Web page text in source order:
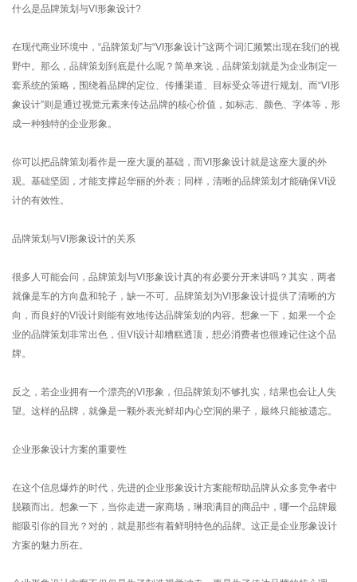
什么是品牌策划与VI形象设计?
在现代商业环境中，“品牌策划”与“VI形象设计”这两个词汇频繁出现在我们的视
野中。那么，品牌策划到底是什么呢？简单来说，品牌策划就是为企业制定一
套系统的策略，围绕着品牌的定位、传播渠道、目标受众等进行规划。而“VI形
象设计”则是通过视觉元素来传达品牌的核心价值，如标志、颜色、字体等，形
成一种独特的企业形象。
你可以把品牌策划看作是一座大厦的基础，而VI形象设计就是这座大厦的外
观。基础坚固，才能支撑起华丽的外表；同样，清晰的品牌策划才能确保VI设
计的有效性。
品牌策划与VI形象设计的关系
很多人可能会问，品牌策划与VI形象设计真的有必要分开来讲吗？其实，两者
就像是车的方向盘和轮子，缺一不可。品牌策划为VI形象设计提供了清晰的方
向，而良好的VI设计则能有效地传达品牌策划的内容。想象一下，如果一个企
业的品牌策划非常出色，但VI设计却糟糕透顶，想必消费者也很难记住这个品
牌。
反之，若企业拥有一个漂亮的VI形象，但品牌策划不够扎实，结果也会让人失
望。这样的品牌，就像是一颗外表光鲜却内心空洞的果子，最终只能被遗忘。
企业形象设计方案的重要性
在这个信息爆炸的时代，先进的企业形象设计方案能帮助品牌从众多竞争者中
脱颖而出。想象一下，当你走进一家商场，琳琅满目的商品中，哪一个品牌最
能吸引你的目光？对的，就是那些有着鲜明特色的品牌。这正是企业形象设计
方案的魅力所在。